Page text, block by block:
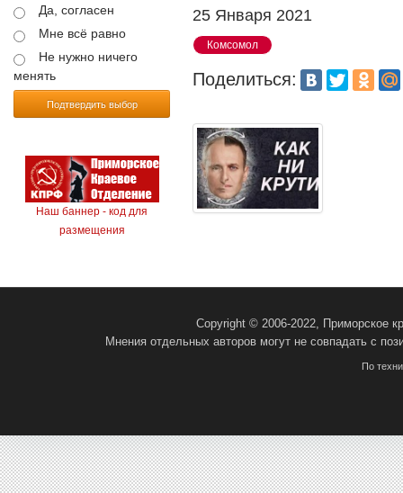
Да, согласен
Мне всё равно
Не нужно ничего
менять
Подтвердить выбор
Наш баннер - код для
размещения
25 Января 2021
Комсомол
Поделиться:
Copyright © 2006-2022, Приморское
Мнения отдельных авторов могут не совпадать с
По